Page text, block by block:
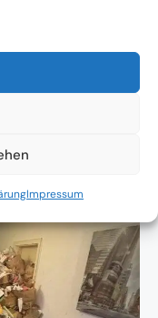
Impressum
ohne